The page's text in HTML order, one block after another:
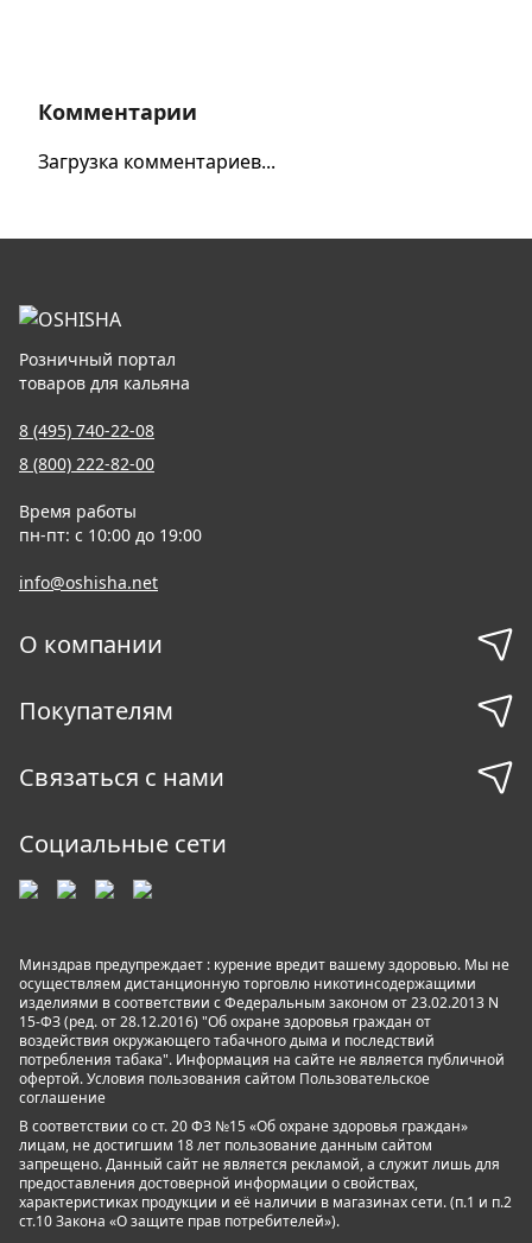
Комментарии
Загрузка комментариев...
Розничный портал
товаров для кальяна
8 (495) 740-22-08
8 (800) 222-82-00
Время работы
пн-пт: с 10:00 до 19:00
info@oshisha.net
О компании
Покупателям
Связаться с нами
Социальные сети
Минздрав предупреждает : курение вредит вашему здоровью. Мы не
осуществляем дистанционную торговлю никотинсодержащими
изделиями в соответствии с Федеральным законом от 23.02.2013 N
15-ФЗ (ред. от 28.12.2016) "Об охране здоровья граждан от
воздействия окружающего табачного дыма и последствий
потребления табака". Информация на сайте не является публичной
офертой. Условия пользования сайтом Пользовательское
соглашение
В соответствии со ст. 20 ФЗ №15 «Об охране здоровья граждан»
лицам, не достигшим 18 лет пользование данным сайтом
запрещено. Данный сайт не является рекламой, а служит лишь для
предоставления достоверной информации о свойствах,
характеристиках продукции и её наличии в магазинах сети. (п.1 и п.2
ст.10 Закона «О защите прав потребителей»).